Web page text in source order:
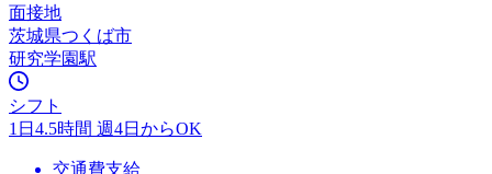
面接地
茨城県つくば市
研究学園駅
シフト
1日4.5時間 週4日からOK
交通費支給